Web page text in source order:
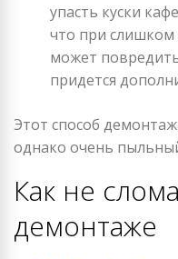
упасть куски
что при
может
придется
Этот способ
однако очень
Как не
демонтаже